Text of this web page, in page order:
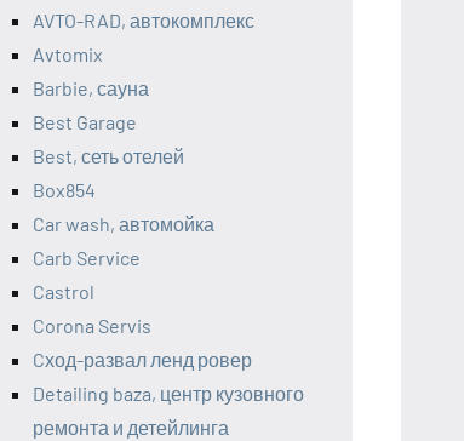
AVTO-RAD, автокомплекс
Avtomix
Barbie, сауна
Best Garage
Best, сеть отелей
Box854
Car wash, автомойка
Carb Service
Castrol
Corona Servis
Cход-развал ленд ровер
Detailing baza, центр кузовного
ремонта и детейлинга